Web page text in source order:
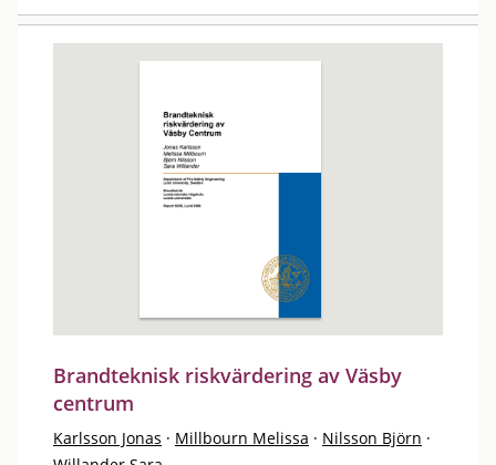
Brandteknisk riskvärdering av Väsby
centrum
Karlsson Jonas · Millbourn Melissa · Nilsson Björn ·